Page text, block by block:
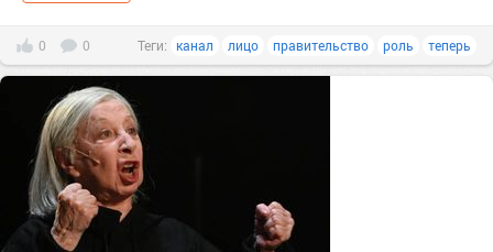
0 0 Теги: канал лицо правительство роль теперь